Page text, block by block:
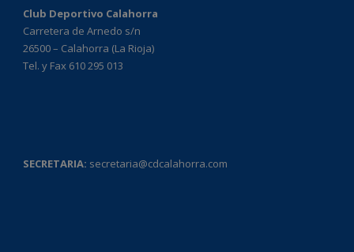
Club Deportivo Calahorra
Carretera de Arnedo s/n
26500 – Calahorra (La Rioja)
Tel. y Fax 610 295 013
SECRETARIA: secretaria@cdcalahorra.com